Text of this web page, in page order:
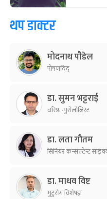
थप डाक्टर
मोदनाथ पौडेल
पोषणविद्
डा. सुमन भट्टराई
वरिष्ठ न्युरोलोजिस्ट
डा. लता गौतम
सिनियर कन्सल्टेन्ट
डा. माधव विष्ट
मुटुरोग विशेषज्ञ